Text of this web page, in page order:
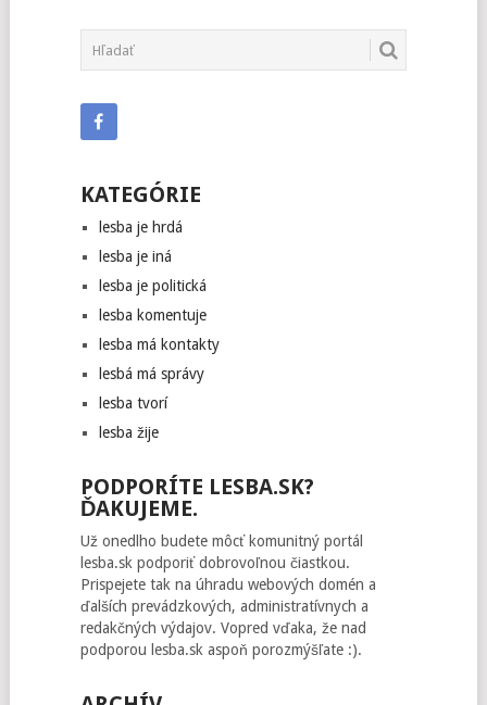
KATEGÓRIE
lesba je hrdá
lesba je iná
lesba je politická
lesba komentuje
lesba má kontakty
lesbá má správy
lesba tvorí
lesba žije
PODPORÍTE LESBA.SK?
ĎAKUJEME.
Už onedlho budete môcť komunitný portál
lesba.sk podporiť dobrovoľnou čiastkou.
Prispejete tak na úhradu webových domén a
ďalších prevádzkových, administratívnych a
redakčných výdajov. Vopred vďaka, že nad
podporou lesba.sk aspoň porozmýšľate :).